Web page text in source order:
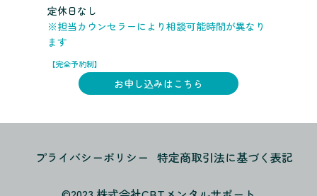
定休日なし
※担当カウンセラーにより相談可能時間が異なり
ます
【完全予約制】
お申し込みはこちら
プライバシーポリシー 特定商取引法に基づく表記